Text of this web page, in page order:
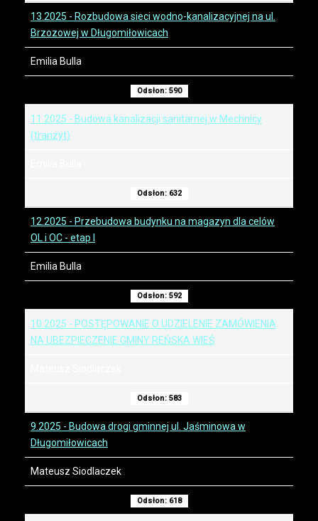
13.2025 - Rozbudowa sieci wodno-kanalizacyjnej na ul.
Brzozowej w Długomiłowicach
Emilia Bulla
Odsłon: 590
11.2025 - Budowa kanalizacji sanitarnej w Mechnicy
(tranzyt)
Odsłon: 632
12.2025 - Przebudowa budynku na magazyn dla celów
OL i OC - etap I
Emilia Bulla
Odsłon: 592
10.2025 - POSTĘPOWANIE O UDZIELENIE ZAMÓWIENIA
NA UBEZPIECZENIE GMINY REŃSKA WIEŚ
Odsłon: 583
9.2025 - Budowa drogi gminnej ul. Jaśminowa w
Długomiłowicach
Mateusz Siodlaczek
Odsłon: 618